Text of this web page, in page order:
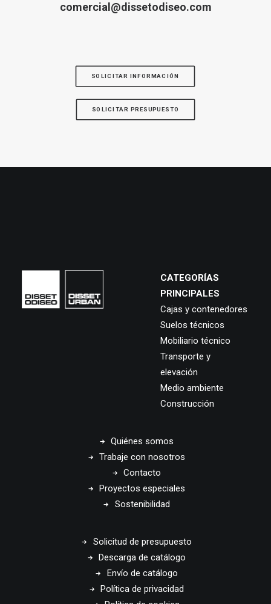
comercial@dissetodiseo.com
SOLICITAR INFORMACIÓN
SOLICITAR PRESUPUESTO
CATEGORÍAS
PRINCIPALES
Cajas y contenedores
Suelos técnicos
Mobiliario técnico
Transporte y
elevación
Medio ambiente
Construcción
Quiénes somos
Trabaje con nosotros
Contacto
Proyectos especiales
Sostenibilidad
Solicitud de presupuesto
Descarga de catálogo
Envío de catálogo
Política de privacidad